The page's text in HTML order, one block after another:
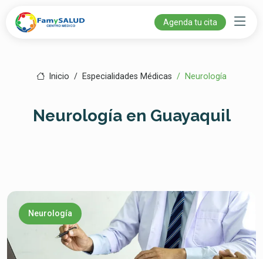
Agenda tu cita
Inicio Especialidades Médicas Neurología
Neurología en Guayaquil
Neurología